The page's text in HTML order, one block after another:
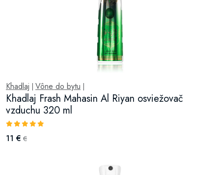
Khadlaj Vône do bytu
Khadlaj Frash Mahasin Al Riyan osviežovač
vzduchu 320 ml
11 € €